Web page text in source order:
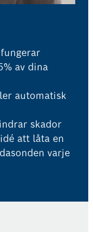
av dina
automatisk
skador
att låta en
varje